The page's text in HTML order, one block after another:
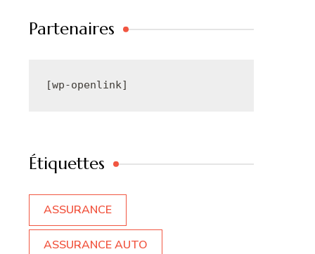
Partenaires
[wp-openlink]
Étiquettes
ASSURANCE
ASSURANCE AUTO